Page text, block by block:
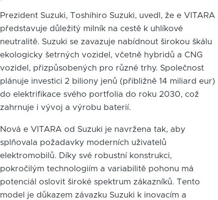
Prezident Suzuki, Toshihiro Suzuki, uvedl, že e VITARA
představuje důležitý milník na cestě k uhlíkové
neutralitě. Suzuki se zavazuje nabídnout širokou škálu
ekologicky šetrných vozidel, včetně hybridů a CNG
vozidel, přizpůsobených pro různé trhy. Společnost
plánuje investici 2 biliony jenů (přibližně 14 miliard eur)
do elektrifikace svého portfolia do roku 2030, což
zahrnuje i vývoj a výrobu baterií.
Nová e VITARA od Suzuki je navržena tak, aby
splňovala požadavky moderních uživatelů
elektromobilů. Díky své robustní konstrukci,
pokročilým technologiím a variabilitě pohonu má
potenciál oslovit široké spektrum zákazníků. Tento
model je důkazem závazku Suzuki k inovacím a